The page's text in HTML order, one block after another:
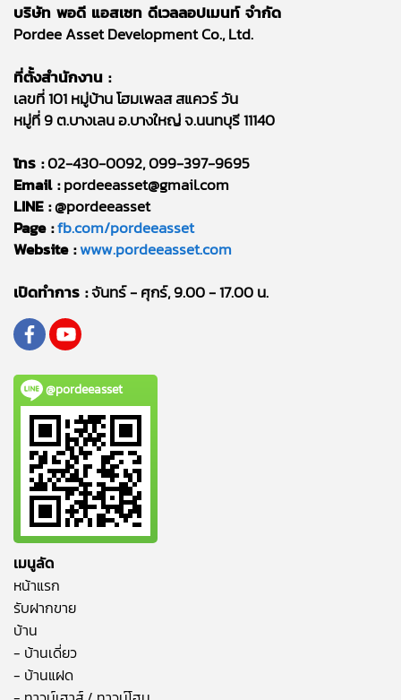
บริษัท พอดี แอสเซท ดีเวลลอปเมนท์ จำกัด
Pordee Asset Development Co., Ltd.
ที่ตั้งสำนักงาน :
เลขที่ 101 หมู่บ้าน โฮมเพลส สแควร์ วัน
หมู่ที่ 9 ต.บางเลน อ.บางใหญ่ จ.นนทบุรี 11140
โทร :02-430-0092, 099-397-9695
Email :pordeeasset@gmail.com
LINE :@pordeeasset
Page :fb.com/pordeeasset
Website :www.pordeeasset.com
เปิดทำการ :จันทร์ - ศุกร์, 9.00 - 17.00 น.
@pordeeasset
เมนูลัด
หน้าแรก
รับฝากขาย
บ้าน
- บ้านเดี่ยว
- บ้านแฝด